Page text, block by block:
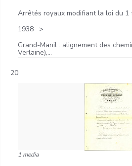
Arrêtés royaux modifiant la loi du 1
1938
Grand-Manil : alignement des
Verlaine),...
20
1 media